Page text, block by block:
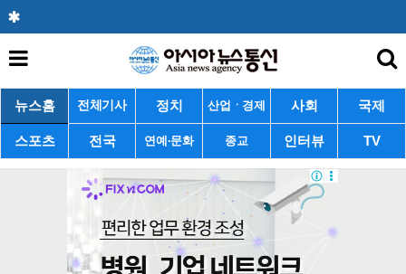
뉴스홈 전체기사 정치 산업ㆍ경제 사회 국제
스포츠 전국 연예·문화 종교 인터뷰 TV